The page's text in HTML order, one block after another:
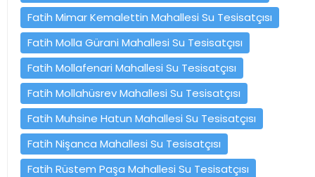
Fatih Mimar Kemalettin Mahallesi Su Tesisatçısı
Fatih Molla Gürani Mahallesi Su Tesisatçısı
Fatih Mollafenari Mahallesi Su Tesisatçısı
Fatih Mollahüsrev Mahallesi Su Tesisatçısı
Fatih Muhsine Hatun Mahallesi Su Tesisatçısı
Fatih Nişanca Mahallesi Su Tesisatçısı
Fatih Rüstem Paşa Mahallesi Su Tesisatçısı